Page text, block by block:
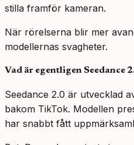
stilla framför kameran.
När rörelserna blir mer
modellernas svagheter.
Vad är egentligen Seedance
Seedance 2.0 är utvecklad
bakom TikTok. Modellen
har snabbt fått